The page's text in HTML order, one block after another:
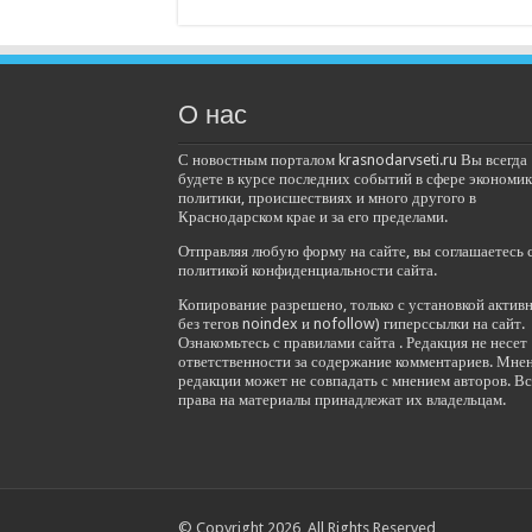
О нас
С новостным порталом krasnodarvseti.ru Вы всегда
будете в курсе последних событий в сфере
политики, происшествиях и много другого в
Краснодарском крае и за его пределами.
Отправляя любую форму на сайте, вы соглашаетесь
политикой конфиденциальности сайта.
Копирование разрешено, только с установкой
без тегов noindex и nofollow) гиперссылки на сайт.
Ознакомьтесь с правилами сайта . Редакция не несет
ответственности за содержание комментариев.
редакции может не совпадать с мнением авторов.
права на материалы принадлежат их владельцам.
© Copyright 2026, All Rights Reserved